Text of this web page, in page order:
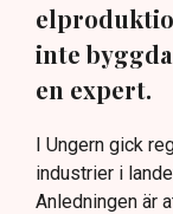
inte
en expert.
I Ungern gick
industrier i
Anledningen är